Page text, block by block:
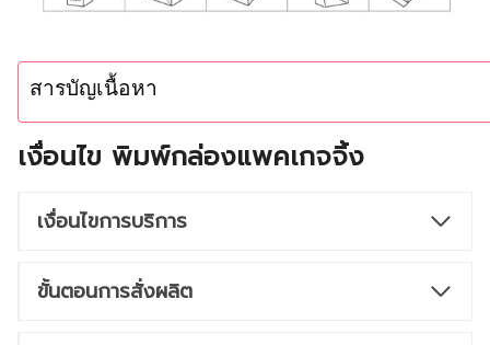
สารบัญเนื้อหา
เงื่อนไข พิมพ์กล่องแพคเกจจิ้ง
เงื่อนไขการบริการ
ขั้นตอนการสั่งผลิต